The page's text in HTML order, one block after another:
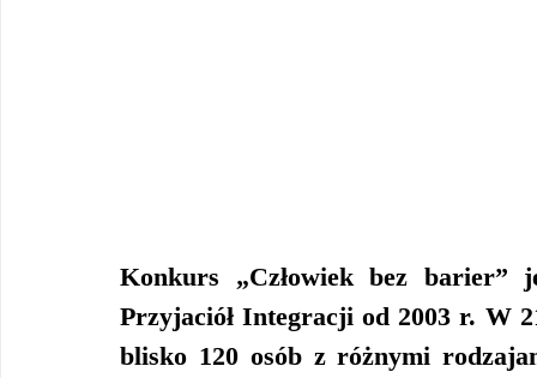
Konkurs „Człowiek bez barier”
Przyjaciół Integracji od 2003 r. W
blisko 120 osób z różnymi